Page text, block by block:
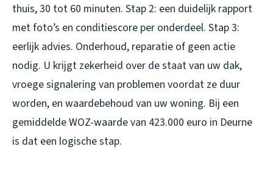
thuis, 30 tot 60 minuten. Stap 2: een duidelijk rapport
met foto’s en conditiescore per onderdeel. Stap 3:
eerlijk advies. Onderhoud, reparatie of geen actie
nodig. U krijgt zekerheid over de staat van uw dak,
vroege signalering van problemen voordat ze duur
worden, en waardebehoud van uw woning. Bij een
gemiddelde WOZ-waarde van 423.000 euro in Deurne
is dat een logische stap.